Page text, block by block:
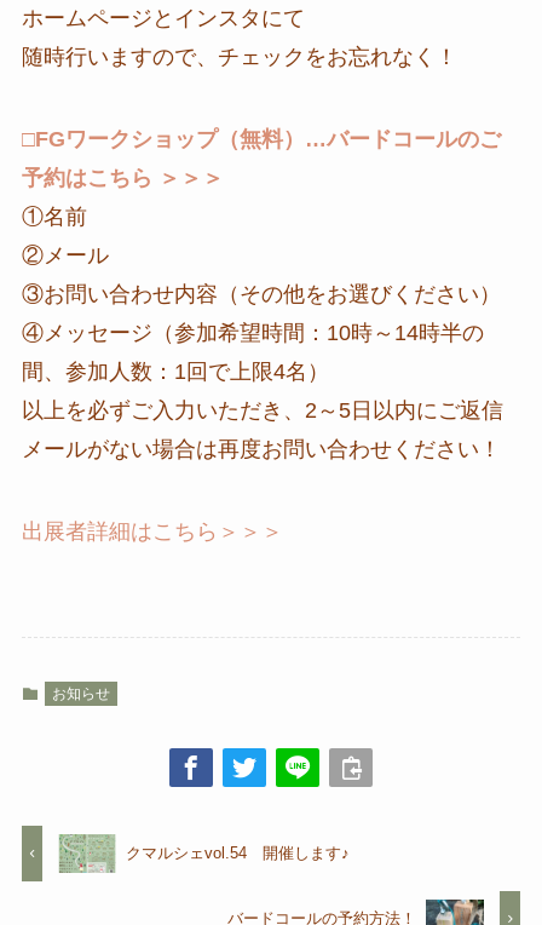
ホームページとインスタにて
随時行いますので、チェックをお忘れなく！
□FGワークショップ（無料）…バードコールのご
予約はこちら ＞＞＞
①名前
②メール
③お問い合わせ内容（その他をお選びください）
④メッセージ（参加希望時間：10時～14時半の
間、参加人数：1回で上限4名）
以上を必ずご入力いただき、2～5日以内にご返信
メールがない場合は再度お問い合わせください！
出展者詳細はこちら＞＞＞
お知らせ
クマルシェvol.54 開催します♪
バードコールの予約方法！